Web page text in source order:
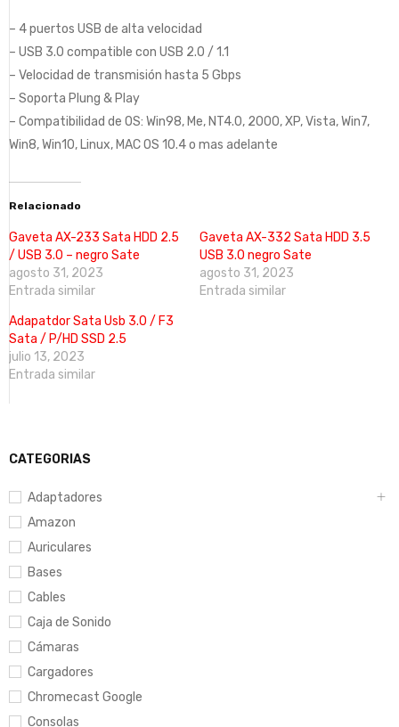
CATEGORIAS
Adaptadores
Amazon
Auriculares
Bases
Cables
Caja de Sonido
Cámaras
Cargadores
Chromecast Google
Consolas
– 4 puertos USB de alta velocidad
– USB 3.0 compatible con USB 2.0 / 1.1
– Velocidad de transmisión hasta 5 Gbps
– Soporta Plung & Play
– Compatibilidad de OS: Win98, Me, NT4.0, 2000, XP, Vista, Win7,
Win8, Win10, Linux, MAC OS 10.4 o mas adelante
Relacionado
Gaveta AX-233 Sata HDD 2.5
/ USB 3.0 – negro Sate
agosto 31, 2023
Entrada similar
Gaveta AX-332 Sata HDD 3.5
USB 3.0 negro Sate
agosto 31, 2023
Entrada similar
Adapatdor Sata Usb 3.0 / F3
Sata / P/HD SSD 2.5
julio 13, 2023
Entrada similar